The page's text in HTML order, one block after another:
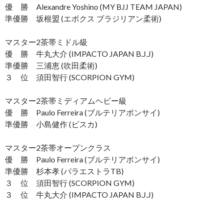
優 勝 Alexandre Yoshino (MY BJJ TEAM JAPAN)
準優勝 坂根盟 (エボクス ブラジリアン柔術)
マスター2茶帯ミドル級
優 勝 牛丸大介 (IMPACTO JAPAN B.J.J)
準優勝 三浦恵 (吹田柔術)
３ 位 須田智行 (SCORPION GYM)
マスター2茶帯ミディアムヘビー級
優 勝 Paulo Ferreira (ブルテリアボンサイ)
準優勝 小島健作 (ビスカ)
マスター2茶帯オープンクラス
優 勝 Paulo Ferreira (ブルテリアボンサイ)
準優勝 杉本孝 (パラエストラTB)
３ 位 須田智行 (SCORPION GYM)
３ 位 牛丸大介 (IMPACTO JAPAN B.J.J)